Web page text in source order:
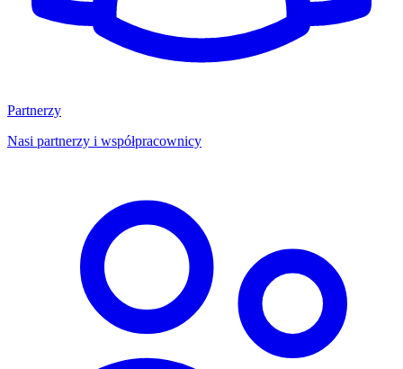
Partnerzy
Nasi partnerzy i współpracownicy